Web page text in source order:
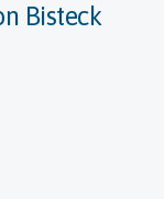
Bisteck